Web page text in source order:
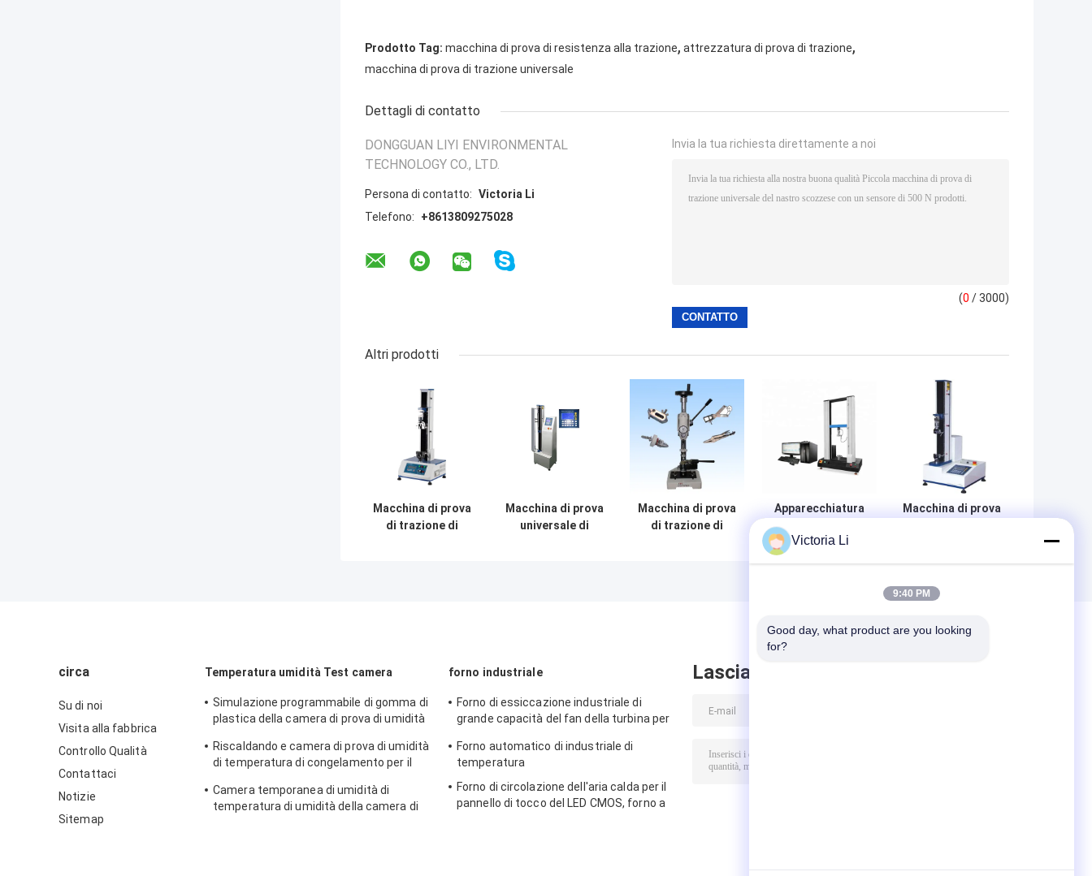
Prodotto Tag: macchina di prova di resistenza alla trazione, attrezzatura di prova di trazione,
macchina di prova di trazione universale
Dettagli di contatto
DONGGUAN LIYI ENVIRONMENTAL
TECHNOLOGY CO., LTD.
Persona di contatto: Victoria Li
Telefono:
+8613809275028
Invia la tua richiesta direttamente a noi
(0 / 3000)
Altri prodotti
Macchina di prova
di trazione di
Macchina di prova
universale di
Macchina di prova
di trazione di
Apparecchiatura
opposizione della
Macchina di prova
digitale
circa
Su di noi
Visita alla fabbrica
Controllo Qualità
Contattaci
Notizie
Sitemap
Temperatura umidità Test camera
Simulazione programmabile di gomma di
plastica della camera di prova di umidità
Riscaldando e camera di prova di umidità
di temperatura di congelamento per il
Camera temporanea di umidità di
temperatura di umidità della camera di
forno industriale
Forno di essiccazione industriale di
grande capacità del fan della turbina per
Forno automatico di industriale di
temperatura
Forno di circolazione dell'aria calda per il
pannello di tocco del LED CMOS, forno a
Lasciare messaggio
Victoria Li
9:40 PM
Good day, what product are you looking
for?